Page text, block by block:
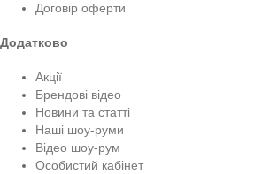
Договір оферти
Додатково
Акції
Брендові відео
Новини та статті
Наші шоу-руми
Відео шоу-рум
Особистий кабінет